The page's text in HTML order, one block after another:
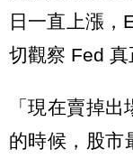
日一直上漲，
切觀察 Fed 真
「現在賣掉
的時候，股市